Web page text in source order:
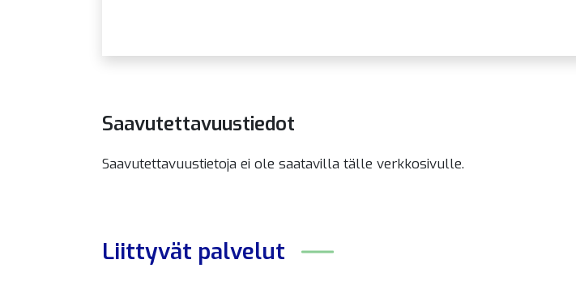
Saavutettavuustiedot
Saavutettavuustietoja ei ole saatavilla tälle verkkosivulle.
Liittyvät palvelut